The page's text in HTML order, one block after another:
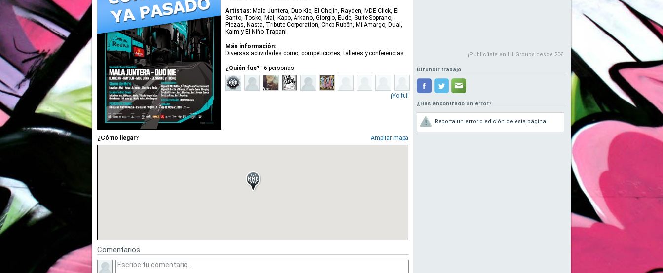
Artistas: Mala Juntera, Duo Kie, El Chojin, Rayden, MDE Click, El
Santo, Tosko, Mai, Kapo, Arkano, Giorgio, Eude, Suite Soprano,
Piezas, Nasta, Tribute Corporation, Cheb Rubën, Mi.Amargo, Dual,
Kaim y El Niño Trapani
Más información:
Diversas actividades como, competiciones, talleres y conferencias.
¿Quién fue? · 6 personas
¡Yo fui!
¿Cómo llegar? Ampliar mapa
Comentarios
¡Publicítate en HHGroups desde 20€!
Difundir trabajo
¿Has encontrado un error?
Reporta un error o edición de esta página